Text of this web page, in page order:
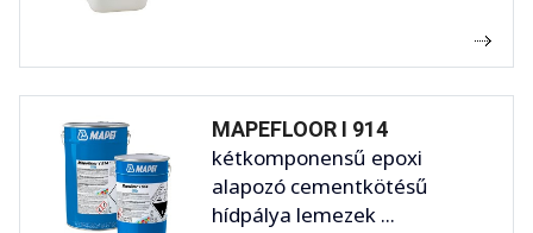
MAPEFLOOR I 914
kétkomponensű epoxi
alapozó cementkötésű
hídpálya lemezek ...